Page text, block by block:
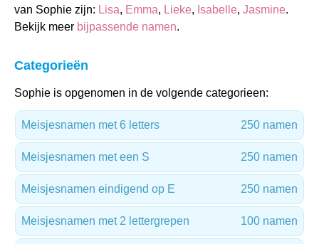
van Sophie zijn: Lisa, Emma, Lieke, Isabelle, Jasmine.
Bekijk meer bijpassende namen.
Categorieën
Sophie is opgenomen in de volgende categorieen:
Meisjesnamen met 6 letters 250 namen
Meisjesnamen met een S 250 namen
Meisjesnamen eindigend op E 250 namen
Meisjesnamen met 2 lettergrepen 100 namen